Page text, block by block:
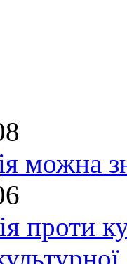
можна
проти